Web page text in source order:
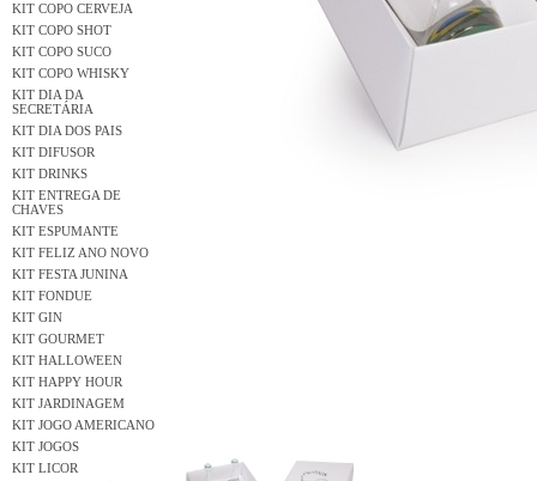
KIT COPO CERVEJA
KIT COPO SHOT
KIT COPO SUCO
KIT COPO WHISKY
KIT DIA DA
SECRETÁRIA
KIT DIA DOS PAIS
KIT DIFUSOR
KIT DRINKS
KIT ENTREGA DE
CHAVES
KIT ESPUMANTE
KIT FELIZ ANO NOVO
KIT FESTA JUNINA
KIT FONDUE
KIT GIN
KIT GOURMET
KIT HALLOWEEN
KIT HAPPY HOUR
KIT JARDINAGEM
KIT JOGO AMERICANO
KIT JOGOS
KIT LICOR